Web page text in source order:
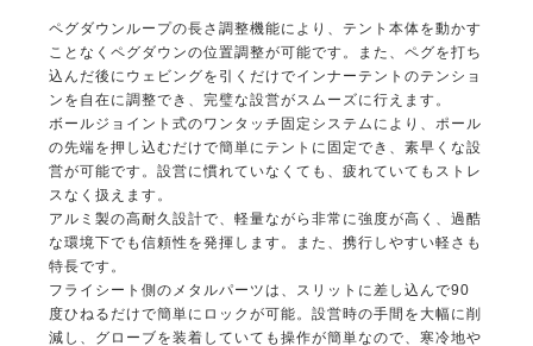
ペグダウンループの長さ調整機能により、テント本体を動かす
ことなくペグダウンの位置調整が可能です。また、ペグを打ち
込んだ後にウェビングを引くだけでインナーテントのテンショ
ンを自在に調整でき、完璧な設営がスムーズに行えます。
ボールジョイント式のワンタッチ固定システムにより、ポール
の先端を押し込むだけで簡単にテントに固定でき、素早くな設
営が可能です。設営に慣れていなくても、疲れていてもストレ
スなく扱えます。
アルミ製の高耐久設計で、軽量ながら非常に強度が高く、過酷
な環境下でも信頼性を発揮します。また、携行しやすい軽さも
特長です。
フライシート側のメタルパーツは、スリットに差し込んで90
度ひねるだけで簡単にロックが可能。設営時の手間を大幅に削
減し、グローブを装着していても操作が簡単なので、寒冷地や